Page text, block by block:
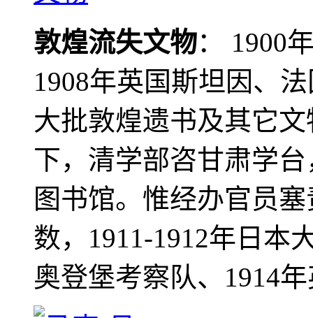
敦煌流失文物： 1900
1908年英国斯坦因、
大批敦煌遗书及其它
下，清学部咨甘肃学
图书馆。惟经办官员
数，1911-1912年日本
奥登堡考察队、1914